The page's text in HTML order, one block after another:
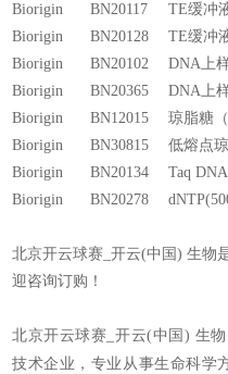
Biorigin
BN20117 TE缓冲
Biorigin
BN20128 TE缓冲
Biorigin
BN20102 DNA上
Biorigin
BN20365 DNA上
Biorigin
BN12015 琼脂糖
Biorigin
BN30815 低熔点
Biorigin
BN20134 Taq
Biorigin
BN20278
北京开云球赛_开云(中国) 生物
迎咨询订购！
北京开云球赛_开云(中国) 生物
技术企业，专业从事生命科学